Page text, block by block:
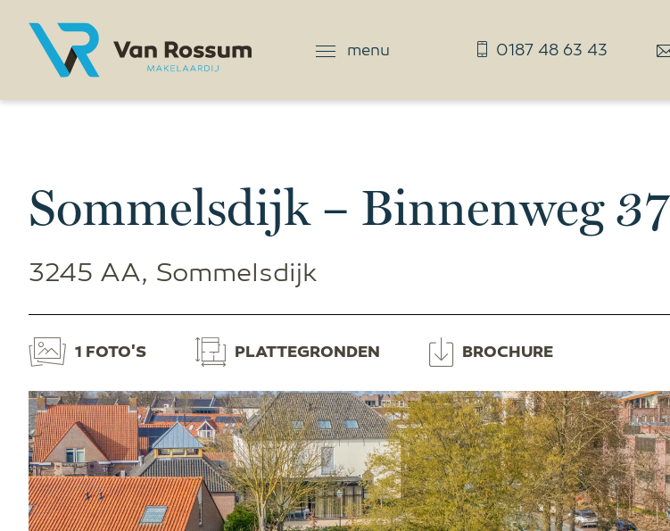
menu 0187 48 63 43
Sommelsdijk – Binnenweg 37
3245 AA, Sommelsdijk
1 FOTO'S PLATTEGRONDEN BROCHURE